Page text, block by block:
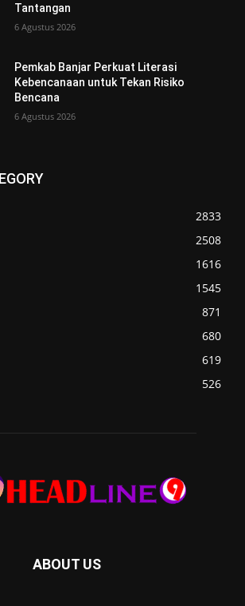
Tantangan
6 Agustus 2026
Pemkab Banjar Perkuat Literasi
Kebencanaan untuk Tekan Risiko
Bencana
6 Agustus 2026
2833
2508
1616
1545
871
680
619
526
ABOUT US